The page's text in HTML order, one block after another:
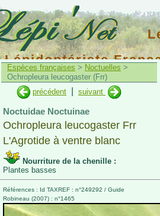
Lépidoptériste
Espèces françaises > Noctuelles >
Ochropleura leucogaster (Frr)
précédent
suivant
Noctuidae Noctuinae
Ochropleura leucogaster Frr
L'Agrotide à ventre blanc
Nourriture de la chenille :
Plantes basses
Références : Id TAXREF : n°249292 / Guide
Robineau (2007) : n°1465